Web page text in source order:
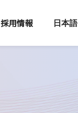
採用情報 日本語